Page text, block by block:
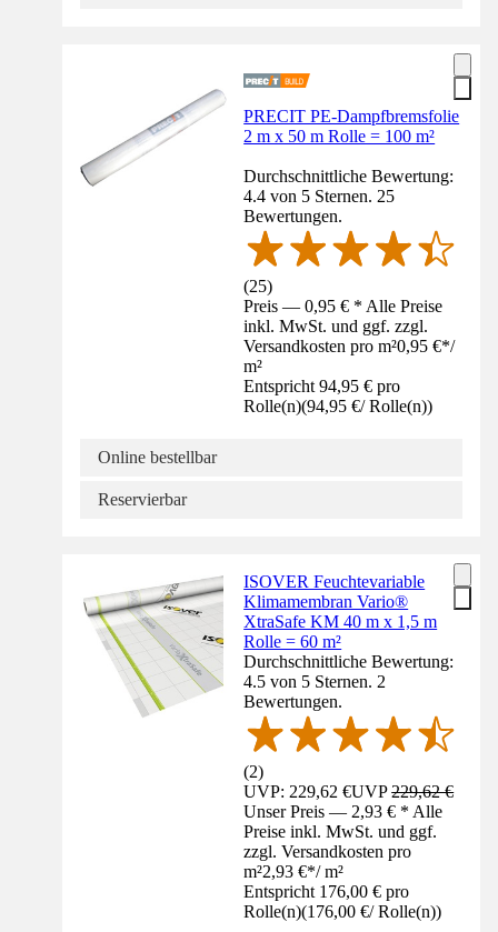
PRECIT PE-Dampfbremsfolie
2 m x 50 m Rolle = 100 m²
Durchschnittliche Bewertung:
4.4 von 5 Sternen. 25
Bewertungen.
(25)
Preis — 0,95 € * Alle Preise
inkl. MwSt. und ggf. zzgl.
Versandkosten pro m²0,95 €*/
m²
Entspricht 94,95 € pro
Rolle(n)(94,95 €/ Rolle(n))
Online bestellbar
Reservierbar
ISOVER Feuchtevariable
Klimamembran Vario®
XtraSafe KM 40 m x 1,5 m
Rolle = 60 m²
Durchschnittliche Bewertung:
4.5 von 5 Sternen. 2
Bewertungen.
(2)
UVP: 229,62 €UVP229,62 €
Unser Preis — 2,93 € * Alle
Preise inkl. MwSt. und ggf.
zzgl. Versandkosten pro
m²2,93 €*/ m²
Entspricht 176,00 € pro
Rolle(n)(176,00 €/ Rolle(n))